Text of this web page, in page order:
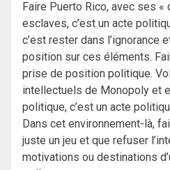
Faire Puerto Rico, avec ses
esclaves, c’est un acte
c’est rester dans l’ignorance
position sur ces éléments.
prise de position politique.
intellectuels de Monopoly et
politique, c’est un acte
Dans cet environnement-là,
juste un jeu et que refuser
motivations ou destinations